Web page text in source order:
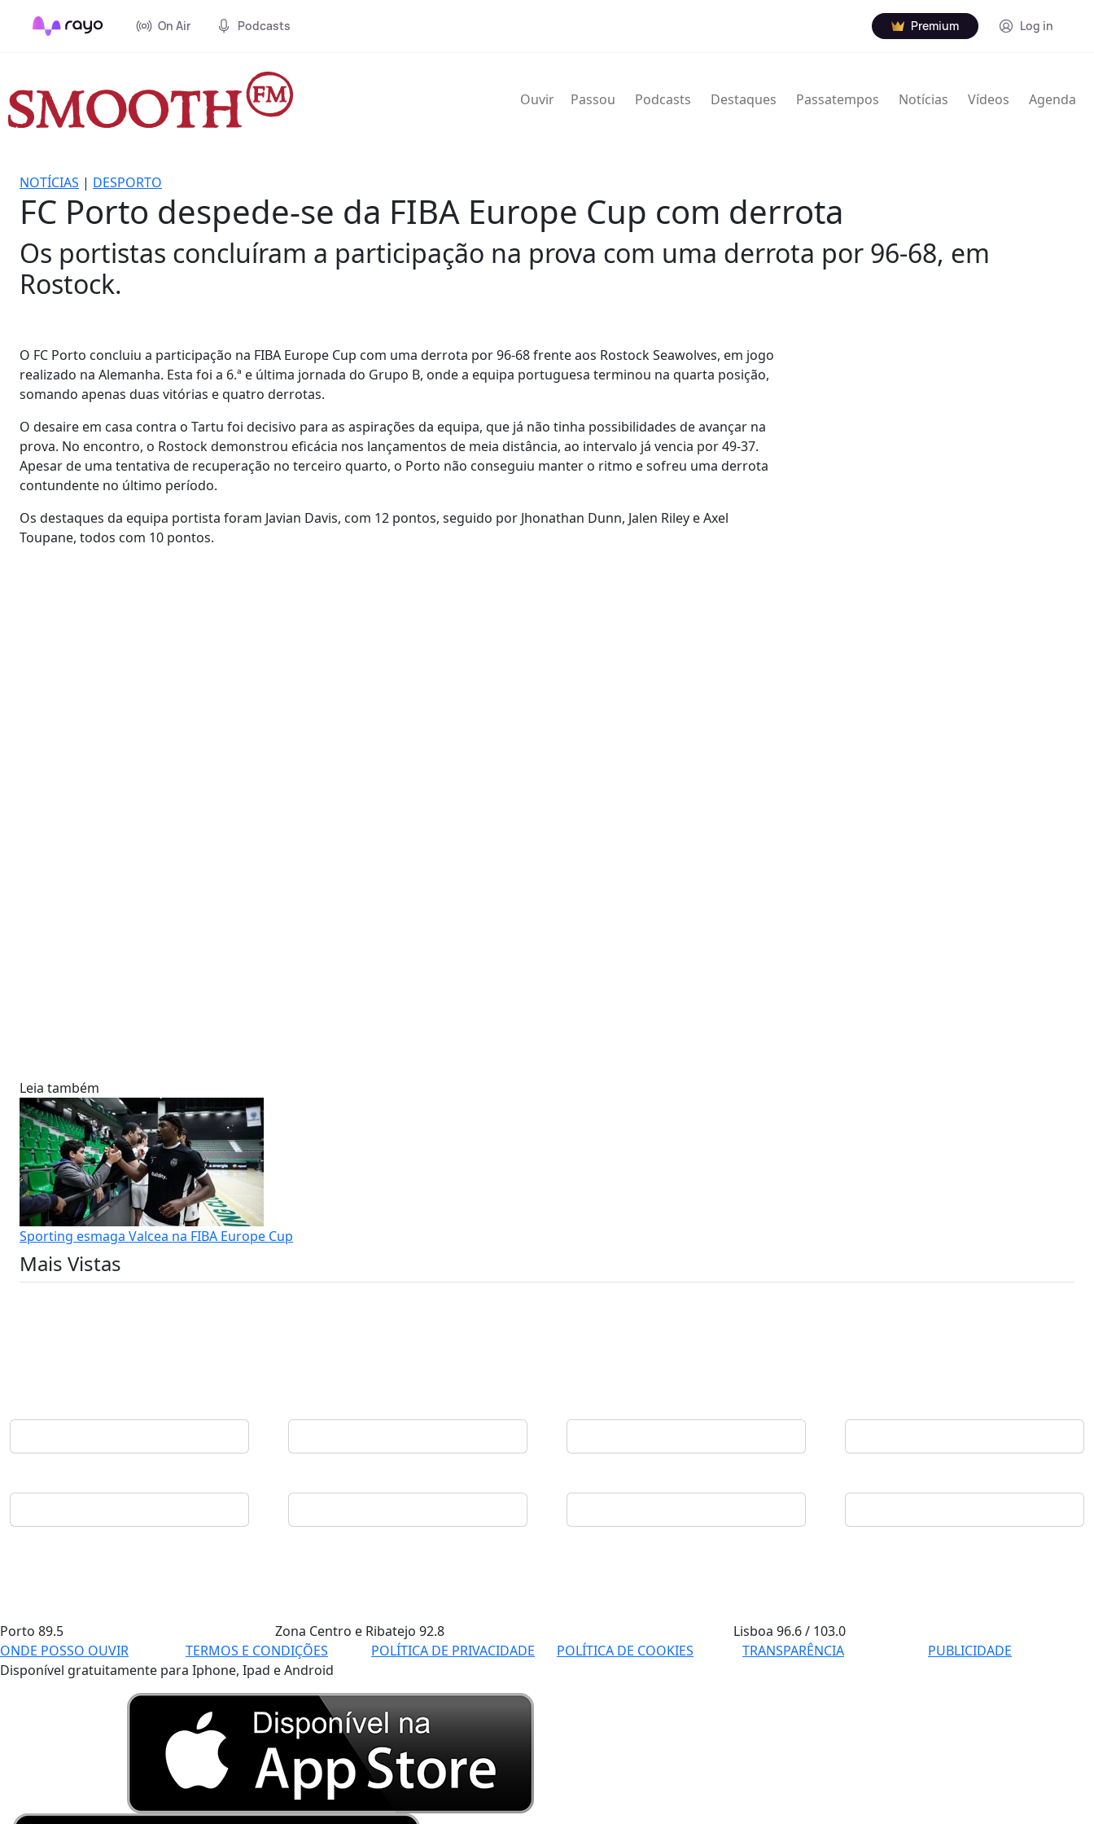
On Air Podcasts Premium Log in
Ouvir Passou Podcasts Destaques Passatempos Notícias Vídeos Agenda
NOTÍCIAS | DESPORTO
FC Porto despede-se da FIBA Europe Cup com derrota
Os portistas concluíram a participação na prova com uma derrota por 96-68, em
Rostock.
O FC Porto concluiu a participação na FIBA Europe Cup com uma derrota por 96-68 frente aos Rostock Seawolves, em jogo
realizado na Alemanha. Esta foi a 6.ª e última jornada do Grupo B, onde a equipa portuguesa terminou na quarta posição,
somando apenas duas vitórias e quatro derrotas.
O desaire em casa contra o Tartu foi decisivo para as aspirações da equipa, que já não tinha possibilidades de avançar na
prova. No encontro, o Rostock demonstrou eficácia nos lançamentos de meia distância, ao intervalo já vencia por 49-37.
Apesar de uma tentativa de recuperação no terceiro quarto, o Porto não conseguiu manter o ritmo e sofreu uma derrota
contundente no último período.
Os destaques da equipa portista foram Javian Davis, com 12 pontos, seguido por Jhonathan Dunn, Jalen Riley e Axel
Toupane, todos com 10 pontos.
Leia também
Sporting esmaga Valcea na FIBA Europe Cup
Mais Vistas
Porto 89.5 Zona Centro e Ribatejo 92.8 Lisboa96.6 / 103.0
ONDE POSSO OUVIR
TERMOS E CONDIÇÕES POLÍTICA DE PRIVACIDADE POLÍTICA DE COOKIES TRANSPARÊNCIA
PUBLICIDADE
Disponível gratuitamente para Iphone, Ipad e Android